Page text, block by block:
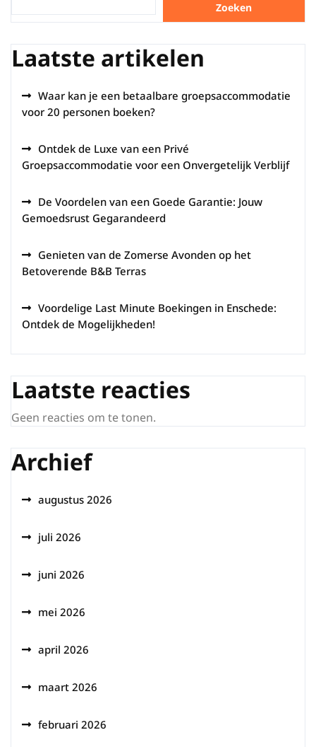
Zoeken
Laatste artikelen
Waar kan je een betaalbare groepsaccommodatie
voor 20 personen boeken?
Ontdek de Luxe van een Privé
Groepsaccommodatie voor een Onvergetelijk Verblijf
De Voordelen van een Goede Garantie: Jouw
Gemoedsrust Gegarandeerd
Genieten van de Zomerse Avonden op het
Betoverende B&B Terras
Voordelige Last Minute Boekingen in Enschede:
Ontdek de Mogelijkheden!
Laatste reacties
Geen reacties om te tonen.
Archief
augustus 2026
juli 2026
juni 2026
mei 2026
april 2026
maart 2026
februari 2026